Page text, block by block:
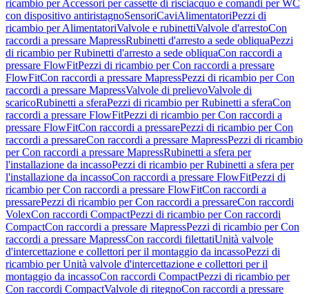
ricambio per Accessori per cassette di risciacquo e comandi per WC
con dispositivo antiristagnoSensoriCaviAlimentatoriPezzi di
ricambio per AlimentatoriValvole e rubinettiValvole d'arrestoCon
raccordi a pressare MapressRubinetti d'arresto a sede obliquaPezzi
di ricambio per Rubinetti d'arresto a sede obliquaCon raccordi a
pressare FlowFitPezzi di ricambio per Con raccordi a pressare
FlowFitCon raccordi a pressare MapressPezzi di ricambio per Con
raccordi a pressare MapressValvole di prelievoValvole di
scaricoRubinetti a sferaPezzi di ricambio per Rubinetti a sferaCon
raccordi a pressare FlowFitPezzi di ricambio per Con raccordi a
pressare FlowFitCon raccordi a pressarePezzi di ricambio per Con
raccordi a pressareCon raccordi a pressare MapressPezzi di ricambio
per Con raccordi a pressare MapressRubinetti a sfera per
l'installazione da incassoPezzi di ricambio per Rubinetti a sfera per
l'installazione da incassoCon raccordi a pressare FlowFitPezzi di
ricambio per Con raccordi a pressare FlowFitCon raccordi a
pressarePezzi di ricambio per Con raccordi a pressareCon raccordi
VolexCon raccordi CompactPezzi di ricambio per Con raccordi
CompactCon raccordi a pressare MapressPezzi di ricambio per Con
raccordi a pressare MapressCon raccordi filettatiUnità valvole
d'intercettazione e collettori per il montaggio da incassoPezzi di
ricambio per Unità valvole d'intercettazione e collettori per il
montaggio da incassoCon raccordi CompactPezzi di ricambio per
Con raccordi CompactValvole di ritegnoCon raccordi a pressare